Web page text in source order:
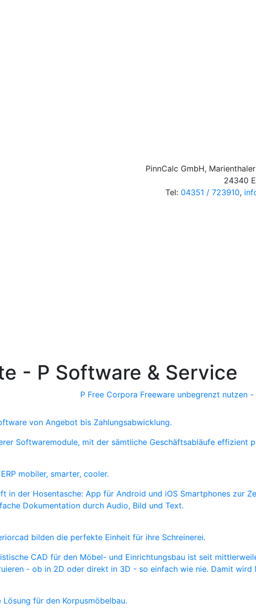
PinnCalc GmbH,
24340
Tel: 04351 / 723910,
- P Software & Service
P Free Corpora Freeware unbegrenzt nutzen -
von Angebot bis Zahlungsabwicklung.
Softwaremodule, mit der sämtliche Geschäftsabläufe effizient
mobiler, smarter, cooler.
in der Hosentasche: App für Android und iOS Smartphones zur
Dokumentation durch Audio, Bild und Text.
bilden die perfekte Einheit für ihre Schreinerei.
CAD für den Möbel- und Einrichtungsbau ist seit
- ob in 2D oder direkt in 3D - so einfach wie nie. Damit
Lösung für den Korpusmöbelbau.